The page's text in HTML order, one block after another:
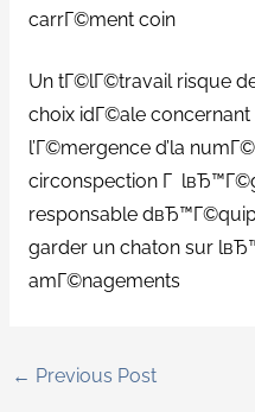
carrГ©ment coin
Un tГ©lГ©travail risque
choix idГ©ale
l’Г©mergence d’la
circonspection Г
responsable
garder un chaton sur
amГ©nagements
← Previous Post